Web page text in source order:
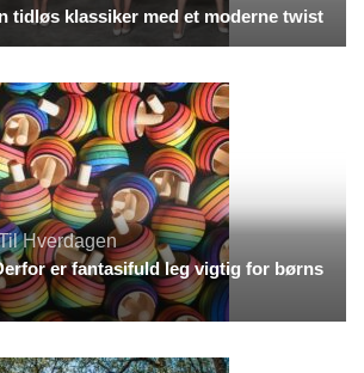
tidløs klassiker med et moderne twist
Hverdagen
er fantasifuld leg vigtig for børns